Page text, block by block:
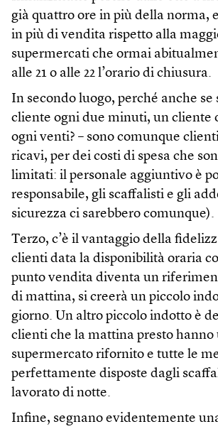
già quattro ore in più della norma,
in più di vendita rispetto alla
supermercati che ormai
alle 21 o alle 22 l’orario di chiusura.
In secondo luogo, perché anche se
cliente ogni due minuti, un cliente
ogni venti? – sono comunque
ricavi, per dei costi di spesa che
limitati: il personale aggiuntivo è
responsabile, gli scaffalisti e gli
sicurezza ci sarebbero comunque).
Terzo, c’è il vantaggio della
clienti data la disponibilità oraria
punto vendita diventa un
di mattina, si creerà un piccolo
giorno. Un altro piccolo indotto è
clienti che la mattina presto hanno
supermercato rifornito e tutte le
perfettamente disposte dagli
lavorato di notte.
Infine, segnano evidentemente